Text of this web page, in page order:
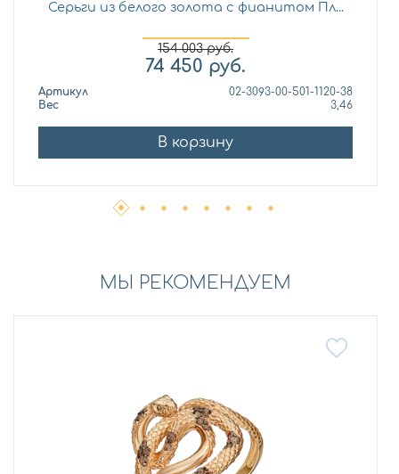
Серьги из белого золота с фианитом Пл...
154 003руб.
74 450 руб.
Артикул
02-3093-00-501-1120-38
Вес
3,46
В корзину
МЫ РЕКОМЕНДУЕМ